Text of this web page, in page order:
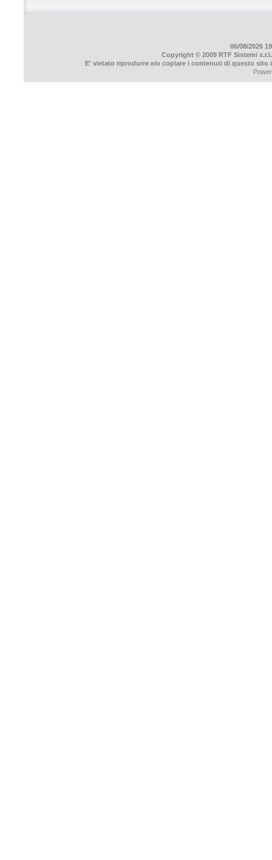
06/08/2026
Copyright © 2009 RTF Sistemi
E' vietato riprodurre e/o copiare i contenuti di questo